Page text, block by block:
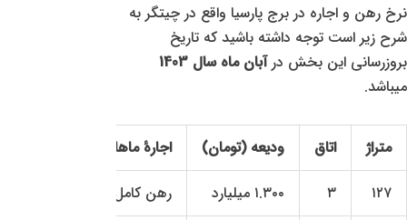
نرخ رهن و اجاره در برج پارسیا واقع در چیتگر به
شرح زیر است توجه داشته باشید که تاریخ
بروزرسانی این بخش درآبان ماه سال 1403
میباشد.
متراژ اتاق ودیعه (تومان)
اجارهٔ ماهانه (تومان)
۱۲۷
۳ ۱.۳۰۰ میلیارد
رهن کامل